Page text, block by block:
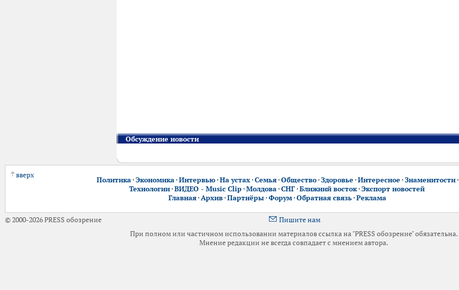
Обсуждение новости
вверх
Политика·Экономика·Интервью·На устах·Семья·Общество·Здоровье ·Интересное ·Знаменитости·
Технологии·ВИДЕО - Music Clip ·Молдова·СНГ·Ближний восток·Экспорт новостей
Главная·Архив·Партнёры·Форум·Обратная связь·Реклама
© 2000-2026 PRESS обозрение
Пишите нам
При полном или частичном использовании материалов ссылка на "PRESS обозрение" обязательна.
Мнение редакции не всегда совпадает с мнением автора.